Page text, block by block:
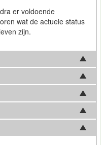
er voldoende
wat de actuele status
zijn.
en schaalbare
complexe
die ieder een
is dat het
te schalen en
(EDA) komen in
bod. Afhankelijk van
de feitelijke
Bel ons gerust voor
beschikbaar in